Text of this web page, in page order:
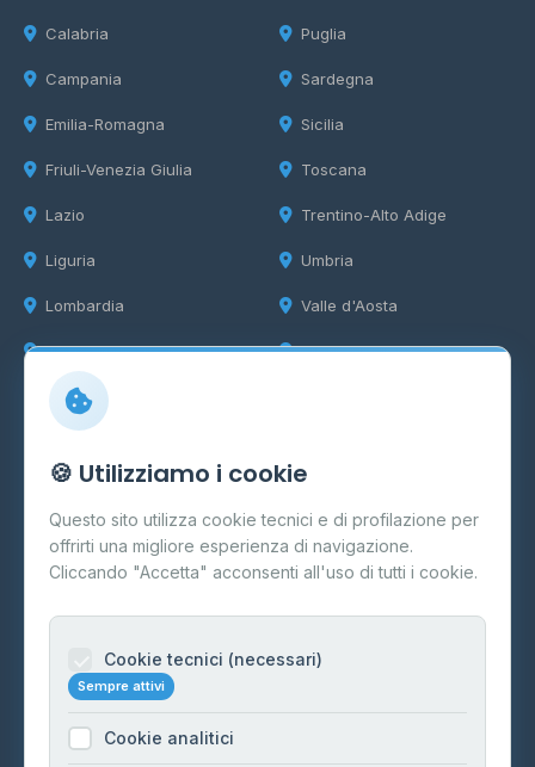
Calabria
Campania
Emilia-Romagna
Friuli-Venezia Giulia
Lazio
Liguria
Lombardia
Marche
Puglia
Sardegna
Sicilia
Toscana
Trentino-Alto Adige
Umbria
Valle d'Aosta
Veneto
Info
Cos'è il GPL
FAQ
Contatti
Informazioni legali
Cookie Policy
🍪 Utilizziamo i cookie
Questo sito utilizza cookie tecnici e di profilazione per
offrirti una migliore esperienza di navigazione.
Cliccando "Accetta" acconsenti all'uso di tutti i cookie.
Cookie tecnici (necessari)
Sempre attivi
Cookie analitici